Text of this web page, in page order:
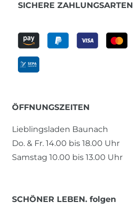
SICHERE ZAHLUNGSARTEN
ÖFFNUNGSZEITEN
Lieblingsladen Baunach
Do. & Fr. 14.00 bis 18.00 Uhr
Samstag 10.00 bis 13.00 Uhr
SCHÖNER LEBEN. folgen